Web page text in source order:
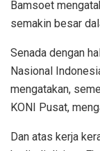
Bamsoet
semakin besar
Senada dengan
Nasional
mengatakan,
KONI Pusat,
Dan atas kerja